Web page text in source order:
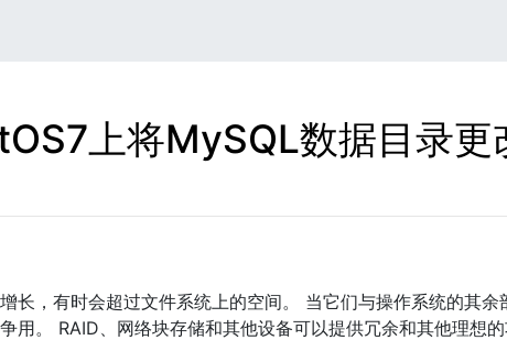
上将MySQL数据目录更
长，有时会超过文件系统上的空间。 当它们与操作系统的其余
用。 RAID、网络块存储和其他设备可以提供冗余和其他理想